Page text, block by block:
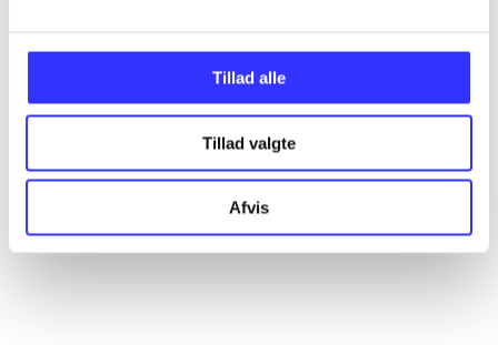
Tillad alle
Tillad valgte
Afvis